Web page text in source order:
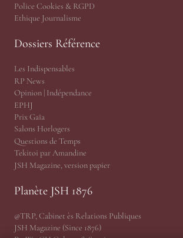
Police Cookies & RGPD
Ethique Journalisme
Dossiers Référence
Les Indispensables
RP News
Opinion | Indépendance
EPHJ
Prix Gaïa
Salons Horlogers
Questions de Temps
Tekitoi par Amandine
JSH Magazine, version papier
Planète JSH 1876
@TRP, Cabinet ès Relations Publiques
JSH Magazine (Since 1876)